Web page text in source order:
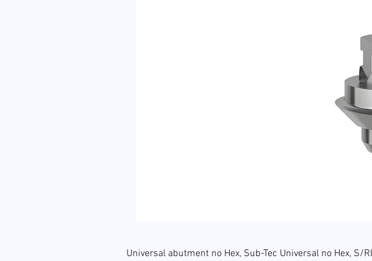
Universal abutment no Hex, Sub-Tec Universal no Hex, S/